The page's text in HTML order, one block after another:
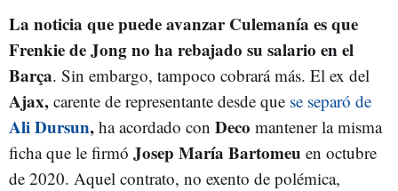
La noticia que puede avanzar Culemanía es que
Frenkie de Jong no ha rebajado su salario en el
Barça. Sin embargo, tampoco cobrará más. El ex del
Ajax, carente de representante desde que se separó de
Ali Dursun, ha acordado con Deco mantener la misma
ficha que le firmó Josep María Bartomeu en octubre
de 2020. Aquel contrato, no exento de polémica,